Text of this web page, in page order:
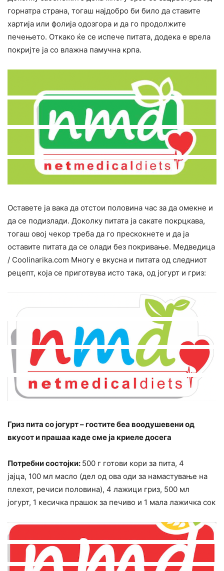
горнатра страна, тогаш најдобро би било да ставите
хартија или фолија одозгора и да го продолжите
печењето. Откако ќе се испече питата, додека е врела
покријте ја со влажна памучна крпа.
Оставете ја вака да отстои половина час за да омекне и
да се подизлади. Доколку питата ја сакате покрцкава,
тогаш овој чекор треба да го прескокнете и да ја
оставите питата да се олади без покривање. Медведица
/ Сооlinarika.com Многу е вкусна и питата од следниот
рецепт, која се приготвува исто така, од јогурт и гриз:
Гриз пита со јогурт – гостите беа воодушевени од
вкусот и прашаа каде сме ја криеле досега​
Потребни состојки: 500 г готови кори за пита, 4
јајца, 100 мл масло (дел од ова оди за намастување на
плехот, речиси половина), 4 лажици гриз, 500 мл
јогурт, 1 кесичка прашок за печиво и 1 мала лажичка сок